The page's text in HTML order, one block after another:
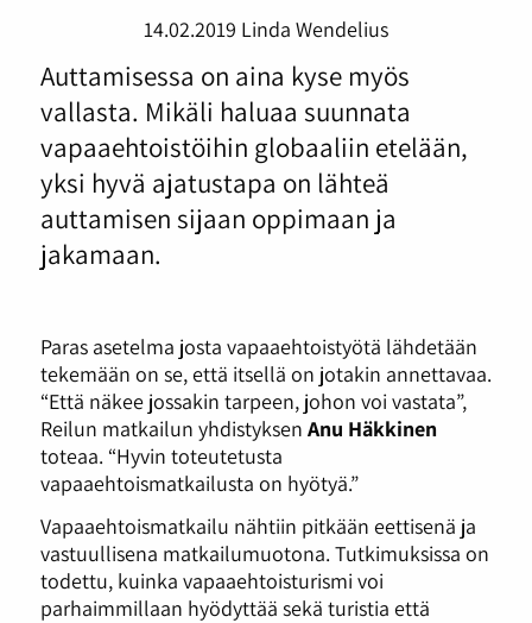
14.02.2019 Linda Wendelius
Auttamisessa on aina kyse myös
vallasta. Mikäli haluaa suunnata
vapaaehtoistöihin globaaliin etelään,
yksi hyvä ajatustapa on lähteä
auttamisen sijaan oppimaan ja
jakamaan.
Paras asetelma josta vapaaehtoistyötä lähdetään
tekemään on se, että itsellä on jotakin annettavaa.
“Että näkee jossakin tarpeen, johon voi vastata”,
Reilun matkailun yhdistyksen Anu Häkkinen
toteaa. “Hyvin toteutetusta
vapaaehtoismatkailusta on hyötyä.”
Vapaaehtoismatkailu nähtiin pitkään eettisenä ja
vastuullisena matkailumuotona. Tutkimuksissa on
todettu, kuinka vapaaehtoisturismi voi
parhaimmillaan hyödyttää sekä turistia että